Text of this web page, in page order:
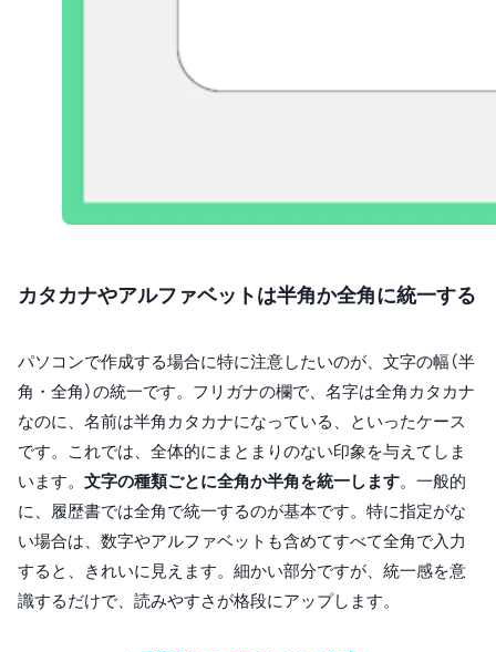
カタカナやアルファベットは半角か全角に統一する
パソコンで作成する場合に特に注意したいのが、文字の幅（半
角・全角）の統一です。フリガナの欄で、名字は全角カタカナ
なのに、名前は半角カタカナになっている、といったケース
です。これでは、全体的にまとまりのない印象を与えてしま
います。 文字の種類ごとに全角か半角を統一します。一般的
に、履歴書では全角で統一するのが基本です。特に指定がな
い場合は、数字やアルファベットも含めてすべて全角で入力
すると、きれいに見えます。細かい部分ですが、統一感を意
識するだけで、読みやすさが格段にアップします。